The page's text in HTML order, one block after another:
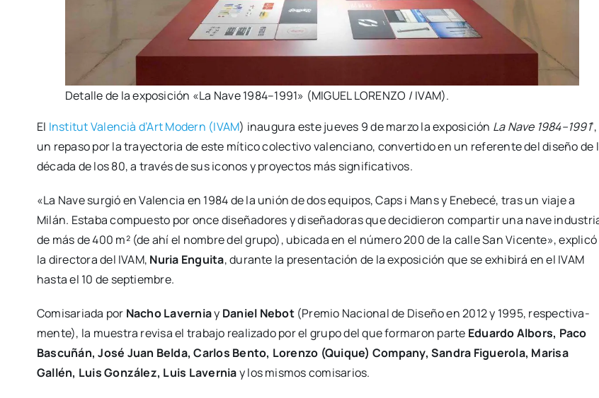
Deta­lle de la expo­si­ción «La Nave 1984–1991» (MIGUEL LORENZO / IVAM).
El Ins­ti­tut Valen­cià d’Art Modern (IVAM) inau­gu­ra este jue­ves 9 de mar­zo la expo­si­ción La Nave 1984–1991’,
un repa­so por la tra­yec­to­ria de este míti­co colec­ti­vo valen­ciano, con­ver­ti­do en un refe­ren­te del dise­ño de
déca­da de los 80, a tra­vés de sus ico­nos y pro­yec­tos más sig­ni­fi­ca­ti­vos.
«La Nave sur­gió en Valen­cia en 1984 de la unión de dos equi­pos, Caps i Mans y Enebe­cé, tras un via­je a
Milán. Esta­ba com­pues­to por once dise­ña­do­res y dise­ña­do­ras que deci­die­ron com­par­tir una nave
de más de 400 m² (de ahí el nom­bre del gru­po), ubi­ca­da en el núme­ro 200 de la calle San Vicen­te», expli­có
la direc­to­ra del IVAM, Nuria Engui­ta, duran­te la pre­sen­ta­ción de la expo­si­ción que se exhi­bi­rá en el IVAM
has­ta el 10 de sep­tiem­bre.
Comi­sa­ria­da por Nacho Laver­niay Daniel Nebot(Pre­mio Nacio­nal de Dise­ño en 2012 y 1995, res­pec­ti­va­
men­te), la mues­tra revi­sa el tra­ba­jo rea­li­za­do por el gru­po del que for­ma­ron par­te Eduar­do Albors, Paco
Bas­cu­ñán, José Juan Bel­da, Car­los Ben­to, Loren­zo (Qui­que) Com­pany, San­dra Figue­ro­la, Mari­sa
Gallén, Luis Gon­zá­lez, Luis Laver­niay los mis­mos comi­sa­rios.